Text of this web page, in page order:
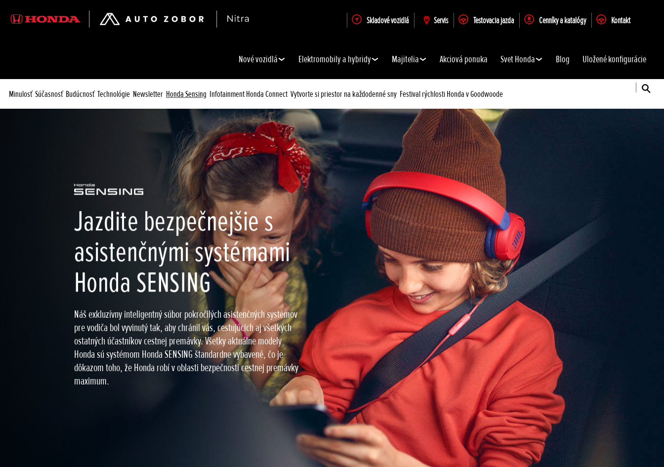
Skladové vozidlá Servis Testovacia jazda Cenníky a katalógy Kontakt
Nové vozidlá Elektromobily a hybridy Majitelia Akciová ponuka Svet Honda Blog Uložené konfigurácie
Minulosť Súčasnosť Budúcnosť Technológie Newsletter Honda Sensing Infotainment Honda Connect Vytvorte si priestor na každodenné sny Festival rýchlosti Honda v Goodwoode
Jazdite bezpečnejšie s
asistenčnými systémami
Honda SENSING
Náš exkluzívny inteligentný súbor pokročilých asistenčných systémov
pre vodiča bol vyvinutý tak, aby chránil vás, cestujúcich aj všetkých
ostatných účastníkov cestnej premávky. Všetky aktuálne modely
Honda sú systémom Honda SENSING štandardne vybavené, čo je
dôkazom toho, že Honda robí v oblasti bezpečnosti cestnej premávky
maximum.